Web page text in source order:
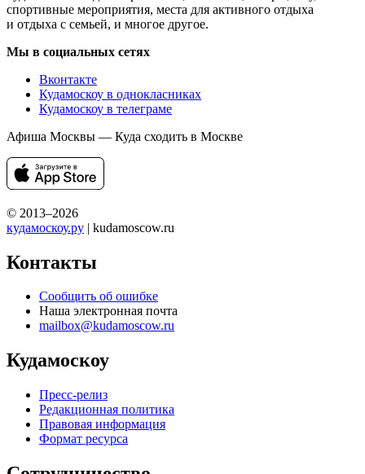
спортивные мероприятия, места для активного отдыха
и отдыха с семьей, и многое другое.
Мы в социальных сетях
Вконтакте
Кудамоскоу в однокласниках
Кудамоскоу в телеграме
Афиша Москвы — Куда сходить в Москве
© 2013–2026
кудамоскоу.ру | kudamoscow.ru
Контакты
Сообщить об ошибке
Наша электронная почта
mailbox@kudamoscow.ru
Кудамоскоу
Пресс-релиз
Редакционная политика
Правовая информация
Формат ресурса